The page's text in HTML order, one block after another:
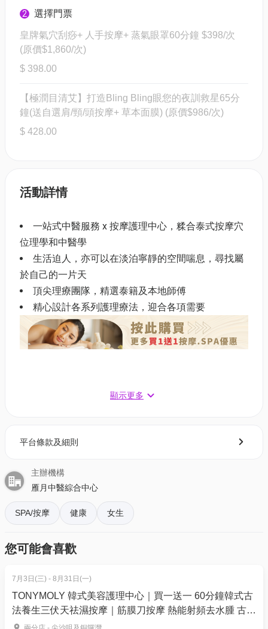
2 選擇門票
皇牌氣穴刮痧+ 人手按摩+ 蒸氣眼罩60分鐘 $398/次
(原價$1,860/次)
$ 398.00
【極潤目清艾】打造Bling Bling眼您的夜訓救星65分
鐘(送自選肩/頸/頭按摩+ 草本面膜) (原價$986/次)
$ 428.00
活動詳情
一站式中醫服務 x 按摩護理中心，糅合泰式按摩穴
位理學和中醫學
生活迫人，亦可以在淡泊寧靜的空間喘息，尋找屬
於自己的一片天
頂尖理療團隊，精選泰籍及本地師傅
精心設計各系列護理療法，迎合各項需要
【極潤目清艾】打造Bling Bling眼您的夜訓救星65
皇牌氣穴刮痧+ 人手按摩+ 蒸氣眼罩60分鐘 $398/
使用資格
此活動只供男女顧客參與，恕不供孕婦顧客參與
注意事項
所有療程不可轉讓及退款
若遲到30分鐘以下，療程服務時間會因而相應縮短
而該次療程服務之全數費用將被扣減
顯示更多
平台條款及細則
主辦機構
雁月中醫綜合中心
SPA/按摩 健康 女生
您可能會喜歡
7月3日(三) - 8月31日(一)
TONYMOLY 韓式美容護理中心｜買一送一 60分鐘韓式古
法養生三伏天祛濕按摩｜筋膜刀按摩 熱能射頻去水腫 古法
養生護理 | TONYBLACK 銅鑼灣・尖沙咀